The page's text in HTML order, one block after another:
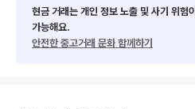
현금 거래는 개인 정보 노출 및 사기 위험
가능해요.
안전한 중고거래 문화 함께하기